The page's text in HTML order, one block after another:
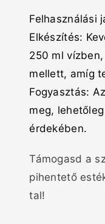
Felhasználási
Elkészítés:
250 ml
mellett, amíg
Fogyasztás:
meg,
érdekében.
Támogasd a
pihentető
tal!